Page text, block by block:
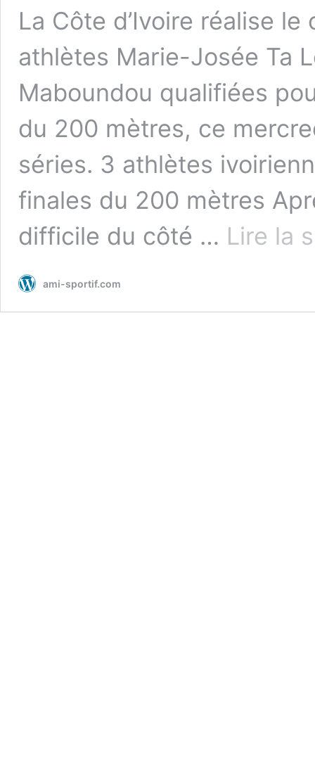
La Côte d’Ivoire réalise
athlètes Marie-Josée Ta
Maboundou qualifiées
du 200 mètres, ce
séries. 3 athlètes
finales du 200 mètres
difficile du côté … Lire la
ami-sportif.com